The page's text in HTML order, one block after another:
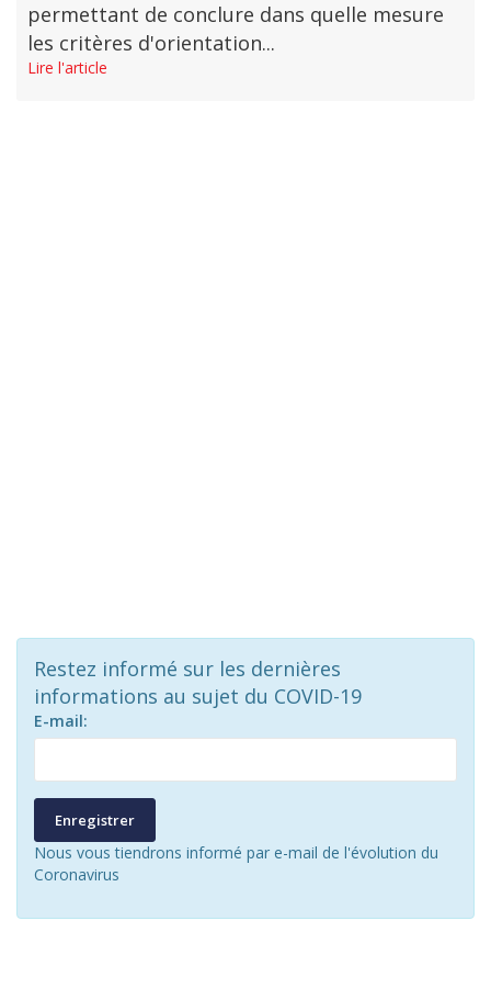
permettant de conclure dans quelle mesure
les critères d'orientation...
Lire l'article
Restez informé sur les dernières
informations au sujet du COVID-19
E-mail:
Enregistrer
Nous vous tiendrons informé par e-mail de l'évolution du
Coronavirus